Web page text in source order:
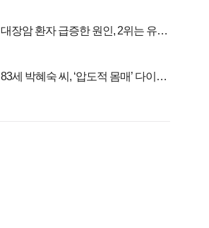
대장암 환자 급증한 원인, 2위는 유산
83세 박혜숙 씨, ‘압도적 몸매’ 다이어